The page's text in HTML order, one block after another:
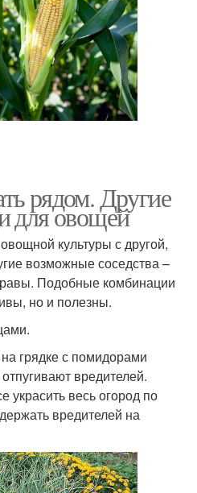
рядом. Другие
для овощей
культуры с другой,
возможные соседства –
Подобные комбинации
но и полезны.
грядке с помидорами
вредителей.
украсить весь огород по
вредителей на